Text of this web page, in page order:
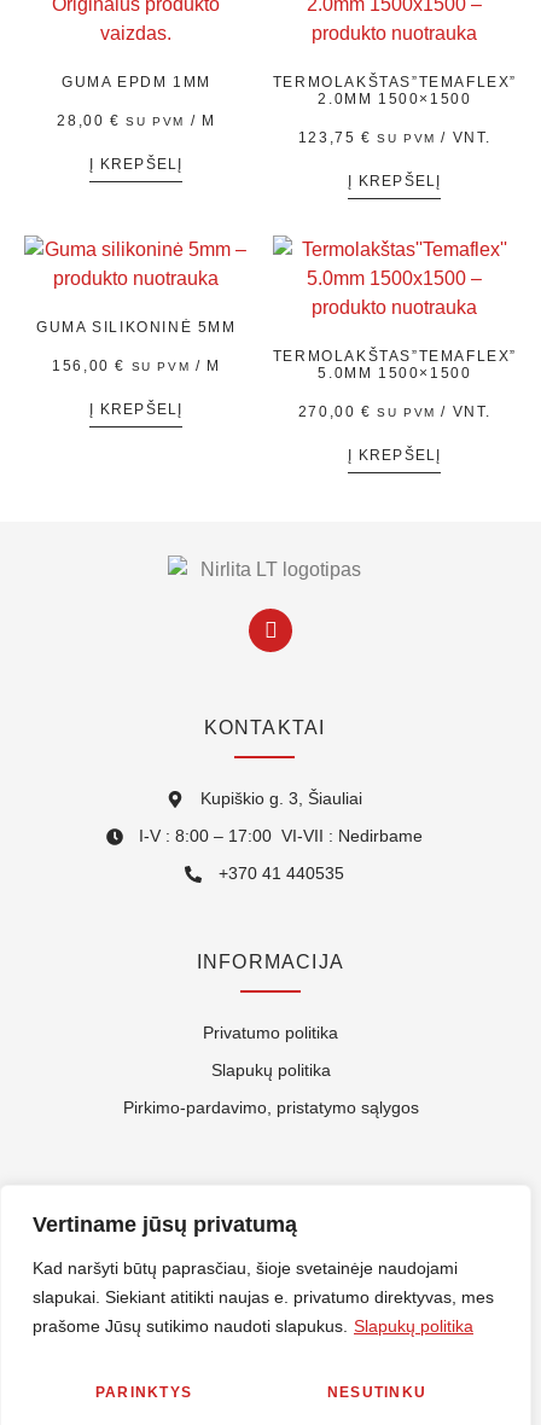
Vertiname jūsų privatumą
Kad naršyti būtų paprasčiau, šioje svetainėje naudojami
slapukai. Siekiant atitikti naujas e. privatumo direktyvas, mes
prašome Jūsų sutikimo naudoti slapukus. Slapukų politika
PARINKTYS NESUTINKU
GUMA EPDM 1MM
28,00€ SU PVM / M
Į KREPŠELĮ
TERMOLAKŠTAS”TEMAFLEX”
2.0MM 1500×1500
123,75 € SU PVM / VNT.
Į KREPŠELĮ
GUMA SILIKONINĖ 5MM
156,00€ SU PVM / M
Į KREPŠELĮ
TERMOLAKŠTAS”TEMAFLEX”
5.0MM 1500×1500
270,00 € SU PVM / VNT.
Į KREPŠELĮ
KONTAKTAI
Kupiškio g. 3, Šiauliai
I-V : 8:00 – 17:00 VI-VII : Nedirbame
+370 41 440535
INFORMACIJA
Privatumo politika
Slapukų politika
Pirkimo-pardavimo, pristatymo sąlygos
Kontaktai
Rekvizitai
ES Parama